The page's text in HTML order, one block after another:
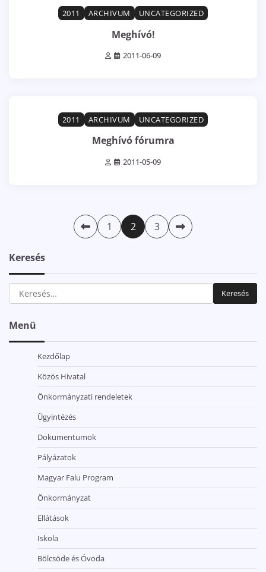
2011
ARCHIVUM UNCATEGORIZED
Meghívó!
2011-06-09
2011
ARCHIVUM UNCATEGORIZED
Meghívó fórumra
2011-05-09
Bejegyzések
1 2 3
Keresés
Keresés:
Menü
Kezdőlap
Közös Hivatal
Önkormányzati rendeletek
Ügyintézés
Dokumentumok
Pályázatok
Magyar Falu Program
Önkormányzat
Ellátások
Iskola
Bölcsöde és Óvoda